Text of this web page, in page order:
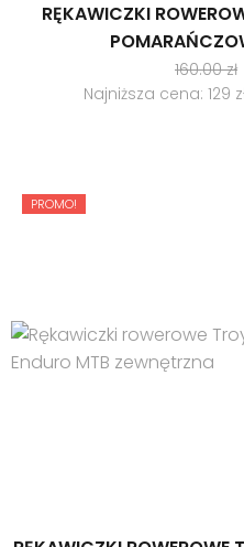
RĘKAWICZKI
160.00zł
Najniższa cena: 129
PROMO!